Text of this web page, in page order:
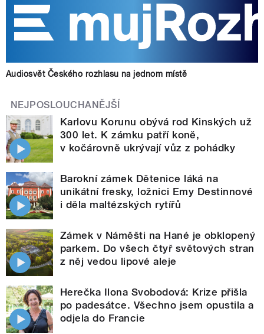
Audiosvět Českého rozhlasu na jednom místě
NEJPOSLOUCHANĚJŠÍ
Karlovu Korunu obývá rod Kinských už
300 let. K zámku patří koně,
v kočárovně ukrývají vůz z pohádky
Barokní zámek Dětenice láká na
unikátní fresky, ložnici Emy Destinnové
i děla maltézských rytířů
Zámek v Náměšti na Hané je obklopený
parkem. Do všech čtyř světových stran
z něj vedou lipové aleje
Herečka Ilona Svobodová: Krize přišla
po padesátce. Všechno jsem opustila a
odjela do Francie